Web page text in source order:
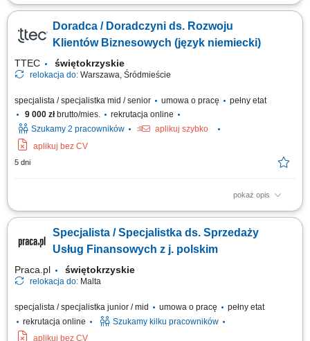
Zakres obowiązków: Telefoniczny kontakt z klientami zainteresowanymi
edukacji finansowej. Budowanie długofalowych relacji z klientami oraz
pozyskiwanie nowych odbiorców dla partnerów biznesowych. Realizacja
Doradca / Doradczyni ds. Rozwoju
Klientów Biznesowych (język niemiecki)
TTEC świętokrzyskie
relokacja do: Warszawa, Śródmieście
specjalista / specjalistka mid / senior umowa o pracę
pełny etat
9 000 złbrutto/mies.
rekrutacja online
Szukamy 2 pracowników
aplikuj szybko
aplikuj bez CV
5 dni
pokaż opis
Opis stanowiska pozyskiwanie informacji o potencjalnych klientach i
oraz budowanie zainteresowania ofertą, współpraca z zespołem
sprzedaży w zakresie przygotowywania nowych możliwości biznesowych,
Specjalista / Specjalistka ds. Sprzedaży
Usług Finansowych z j. polskim
Praca.pl świętokrzyskie
relokacja do: Malta
specjalista / specjalistka junior / mid umowa o pracę
pełny etat
rekrutacja online
Szukamy kilku pracowników
aplikuj bez CV